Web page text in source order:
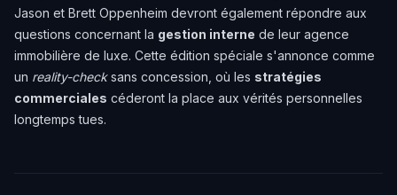
Jason et Brett Oppenheim devront également répondre aux
questions concernant la gestion interne de leur agence
immobilière de luxe. Cette édition spéciale s'annonce comme
un reality-checksans concession, où les stratégies
commerciales céderont la place aux vérités personnelles
longtemps tues.